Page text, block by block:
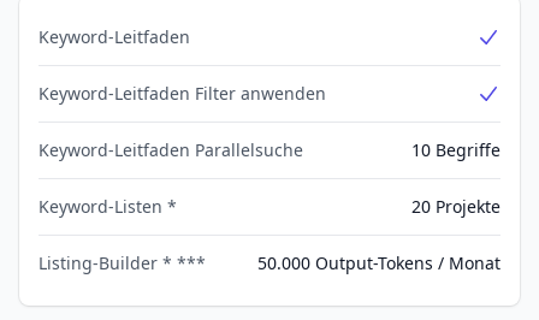
Keyword-Leitfaden
Keyword-Leitfaden Filter anwenden
Keyword-Leitfaden Parallelsuche 10 Begriffe
Keyword-Listen * 20 Projekte
Listing-Builder * *** 50.000 Output-Tokens / Monat